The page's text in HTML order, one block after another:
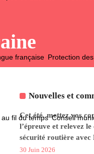
française Protection
fil du temps Conseil
Nouvelles et
Cet été, mettez vos
l’épreuve et relevez le
sécurité routière avec
30 Juin 2026